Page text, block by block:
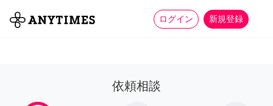
ログイン 新規登録
全て 家事 more_horiz
依頼相談